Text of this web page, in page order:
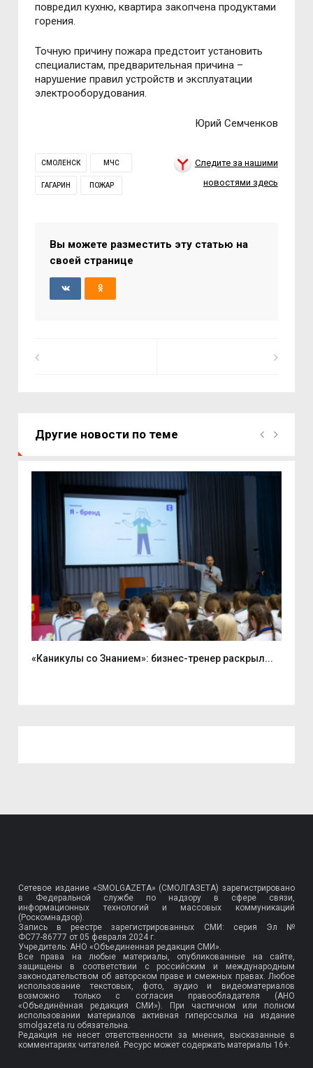
повредил кухню, квартира закопчена продуктами
горения.
Точную причину пожара предстоит установить
специалистам, предварительная причина –
нарушение правил устройств и эксплуатации
электрооборудования.
Юрий Семченков
СМОЛЕНСК МЧС
ГАГАРИН ПОЖАР
Следите за нашими
новостями здесь
Вы можете разместить эту статью на
своей странице
Другие новости по теме
«Каникулы со Знанием»: бизнес-тренер раскрыл...
Сетевое издание «SMOLGAZETA» (СМОЛГАЗЕТА) зарегистрировано
в Федеральной службе по надзору в сфере связи,
информационных технологий и массовых коммуникаций
(Роскомнадзор).
Запись в реестре зарегистрированных СМИ: серия Эл №
ФС77-86777 от 05 февраля 2024 г.
Учредитель: АНО «Объединенная редакция СМИ».
Все права на любые материалы, опубликованные на сайте,
защищены в соответствии с российским и международным
законодательством об авторском праве и смежных правах. Любое
использование текстовых, фото, аудио и видеоматериалов
возможно только с согласия правообладателя (АНО
«Объединённая редакция СМИ»). При частичном или полном
использовании материалов активная гиперссылка на издание
smolgazeta.ru обязательна.
Редакция не несет ответственности за мнения, высказанные в
комментариях читателей. Ресурс может содержать материалы 16+.